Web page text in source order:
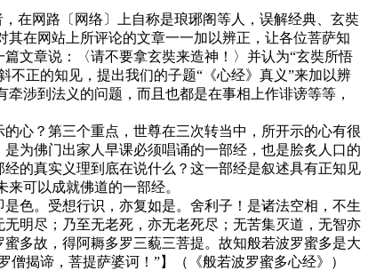
网路〔网络〕上自称是琅琊阁等人，误解经典、玄奘
在网站上所评论的文章一一加以辨正，让各位菩萨知
文章说：〈请不要拿玄奘来造神！〉并认为“玄奘所悟
正的知见，提出我们的子题“《心经》真义”来加以辨
涉到法义的问题，而且也都是在事相上作诽谤等等，
心？第三个重点，世尊在三次转当中，所开示的心有很
为佛门出家人早课必须唱诵的一部经，也是脍炙人口的
的真实义理到底在说什么？这一部经是叙述具有正知见
可以成就佛道的一部经。
色。受想行识，亦复如是。舍利子！是诸法空相，不生
明尽；乃至无老死，亦无老死尽；无苦集灭道，无智亦
多故，得阿耨多罗三藐三菩提。故知般若波罗蜜多是大
揭谛，菩提萨婆诃！”】（《般若波罗蜜多心经》）